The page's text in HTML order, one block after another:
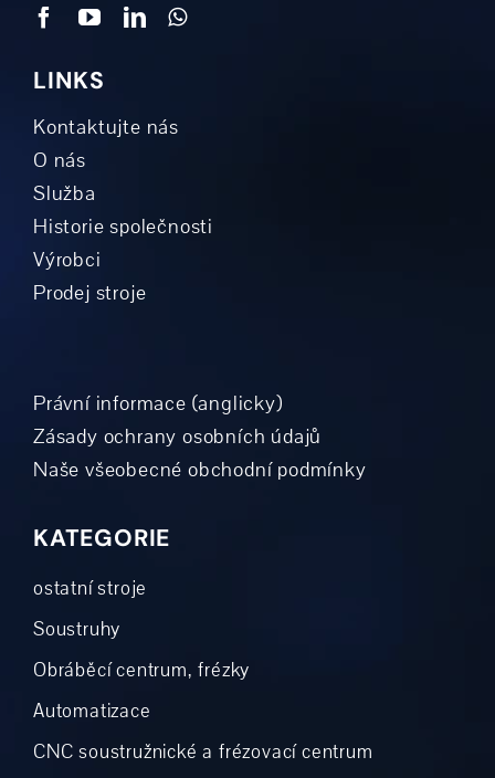
LINKS
Kontaktujte nás
O nás
Služba
Historie společnosti
Výrobci
Prodej stroje
Právní informace (anglicky)
Zásady ochrany osobních údajů
Naše všeobecné obchodní podmínky
KATEGORIE
ostatní stroje
Soustruhy
Obráběcí centrum, frézky
Automatizace
CNC soustružnické a frézovací centrum